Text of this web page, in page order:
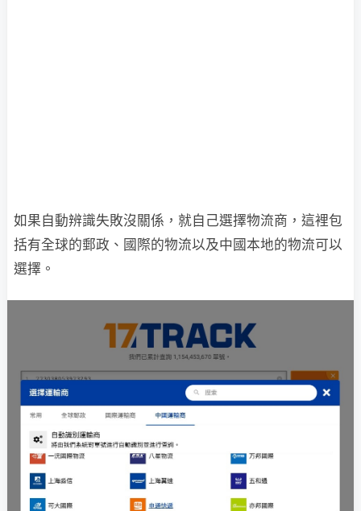
如果自動辨識失敗沒關係，就自己選擇物流商，這裡包
括有全球的郵政、國際的物流以及中國本地的物流可以
選擇。